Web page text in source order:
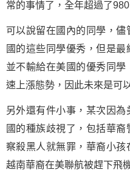
常的事情了，全年超過了
可以說留在國內的同學，
國的這些同學優秀，但是
並不輸給在美國的優秀同
速上漲態勢，因此未來是可
另外還有件小事，某次因
國的種族歧視了，包括華
察殺黑人就無罪，華裔小孩
越南華裔在美聯航被趕下飛